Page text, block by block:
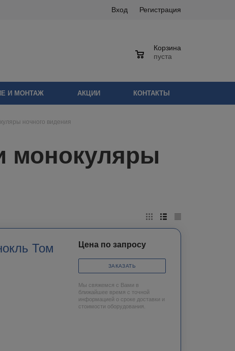
Вход Регистрация
Корзина
пуста
И МОНТАЖ АКЦИИ КОНТАКТЫ
ночного видения
монокуляры
Том
Цена по запросу
ЗАКАЗАТЬ
Мы свяжемся с Вами в
ближайшее время с точной
информацией о сроке доставки и
стоимости оборудования.